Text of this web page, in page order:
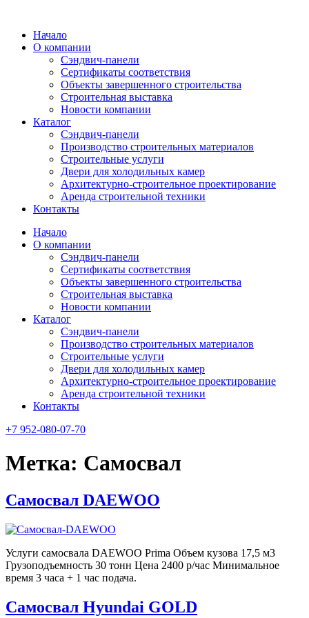
содержимому
Начало
О компании
Сэндвич-панели
Сертификаты соответствия
Объекты завершенного строительства
Строительная выставка
Новости компании
Каталог
Сэндвич-панели
Производство строительных материалов
Строительные услуги
Двери для холодильных камер
Архитектурно-строительное проектирование
Аренда строительной техники
Контакты
Начало
О компании
Сэндвич-панели
Сертификаты соответствия
Объекты завершенного строительства
Строительная выставка
Новости компании
Каталог
Сэндвич-панели
Производство строительных материалов
Строительные услуги
Двери для холодильных камер
Архитектурно-строительное проектирование
Аренда строительной техники
Контакты
+7 952-080-07-70
Метка: Самосвал
Самосвал DAEWOO
Услуги самосвала DAEWOO Prima Объем кузова 17,5 м3
Грузоподъемность 30 тонн Цена 2400 р/час Минимальное
время 3 часа + 1 час подача.
Самосвал Hyundai GOLD